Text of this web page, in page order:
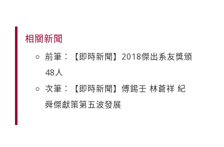
相關新聞
前筆：【即時新聞】2018傑出系友獎頒
48人
次筆：【即時新聞】傅錫壬 林蒼祥 紀
舜傑獻策第五波發展